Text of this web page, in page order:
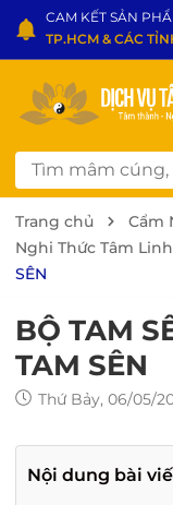
CAM KẾT SẢN
TP.HCM & CÁC
Trang chủ
Cẩm
Nghi Thức Tâm Linh
SÊN
BỘ TAM
TAM SÊN
Thứ Bảy, 06/05/
Nội dung bài